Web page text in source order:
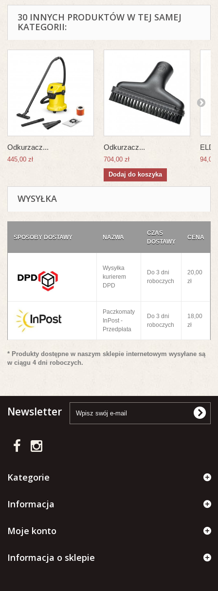
30 INNYCH PRODUKTÓW W TEJ SAMEJ
KATEGORII:
Odkurzacz...
445,00 zł
Odkurzacz...
704,00 zł
Dodaj do koszyka
94,00
WYSYŁKA
SPOSOBY DOSTAWY NAZWA
CZAS
DOSTAWY
CENA
Wysyłka
kurierem
DPD
Do 3 dni
roboczych
20,00
zł
Paczkomaty
InPost -
Przedpłata
Do 3 dni
roboczych
18,00
zł
* Produkty dostępne w naszym sklepie internetowym wysyłane są
w ciągu 4 dni roboczych.
Newsletter
Kategorie
Informacja
Moje konto
Informacja o sklepie